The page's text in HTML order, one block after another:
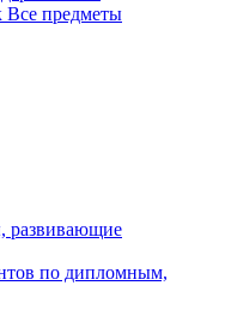
Все предметы
развивающие
по дипломным,